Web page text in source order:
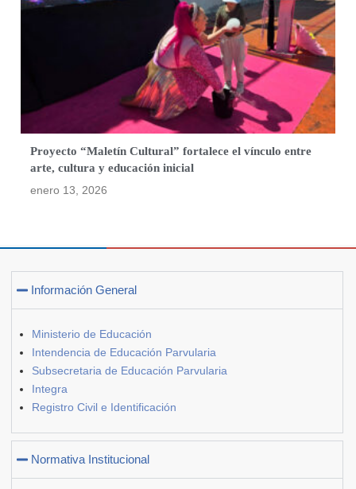
Proyecto “Maletín Cultural” fortalece el vínculo entre
arte, cultura y educación inicial
enero 13, 2026
Información General
Ministerio de Educación
Intendencia de Educación Parvularia
Subsecretaria de Educación Parvularia
Integra
Registro Civil e Identificación
Normativa Institucional